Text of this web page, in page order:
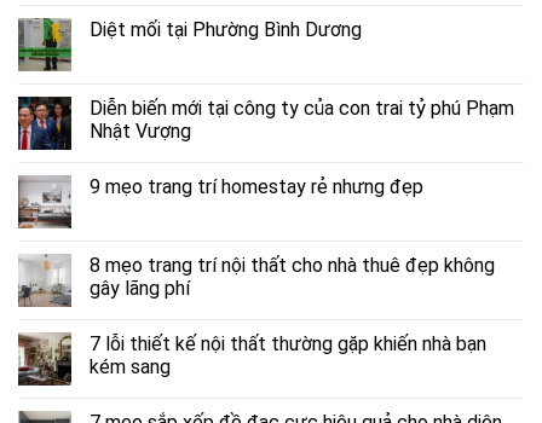
Diệt mối tại Phường Bình Dương
Diễn biến mới tại công ty của con trai tỷ phú Phạm
Nhật Vượng
9 mẹo trang trí homestay rẻ nhưng đẹp
8 mẹo trang trí nội thất cho nhà thuê đẹp không
gây lãng phí
7 lỗi thiết kế nội thất thường gặp khiến nhà bạn
kém sang